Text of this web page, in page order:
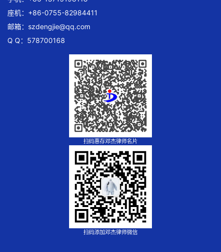
座机：+86-0755-82984411
邮箱： szdengjie@qq.com
Q Q：578700168
扫码惠存邓杰律师名片
扫码添加邓杰律师微信